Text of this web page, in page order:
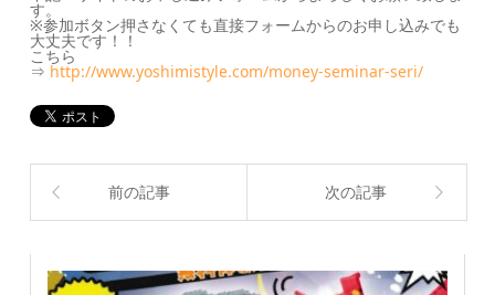
す。
※参加ボタン押さなくても直接フォームからのお申し込みでも
大丈夫です！！
こちら
⇒ http://www.yoshimistyle.com/money-seminar-seri/
前の記事 次の記事